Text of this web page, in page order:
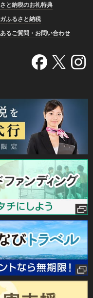
と納税のお礼特典
ふるさと納税
るご質問・お問い合わせ